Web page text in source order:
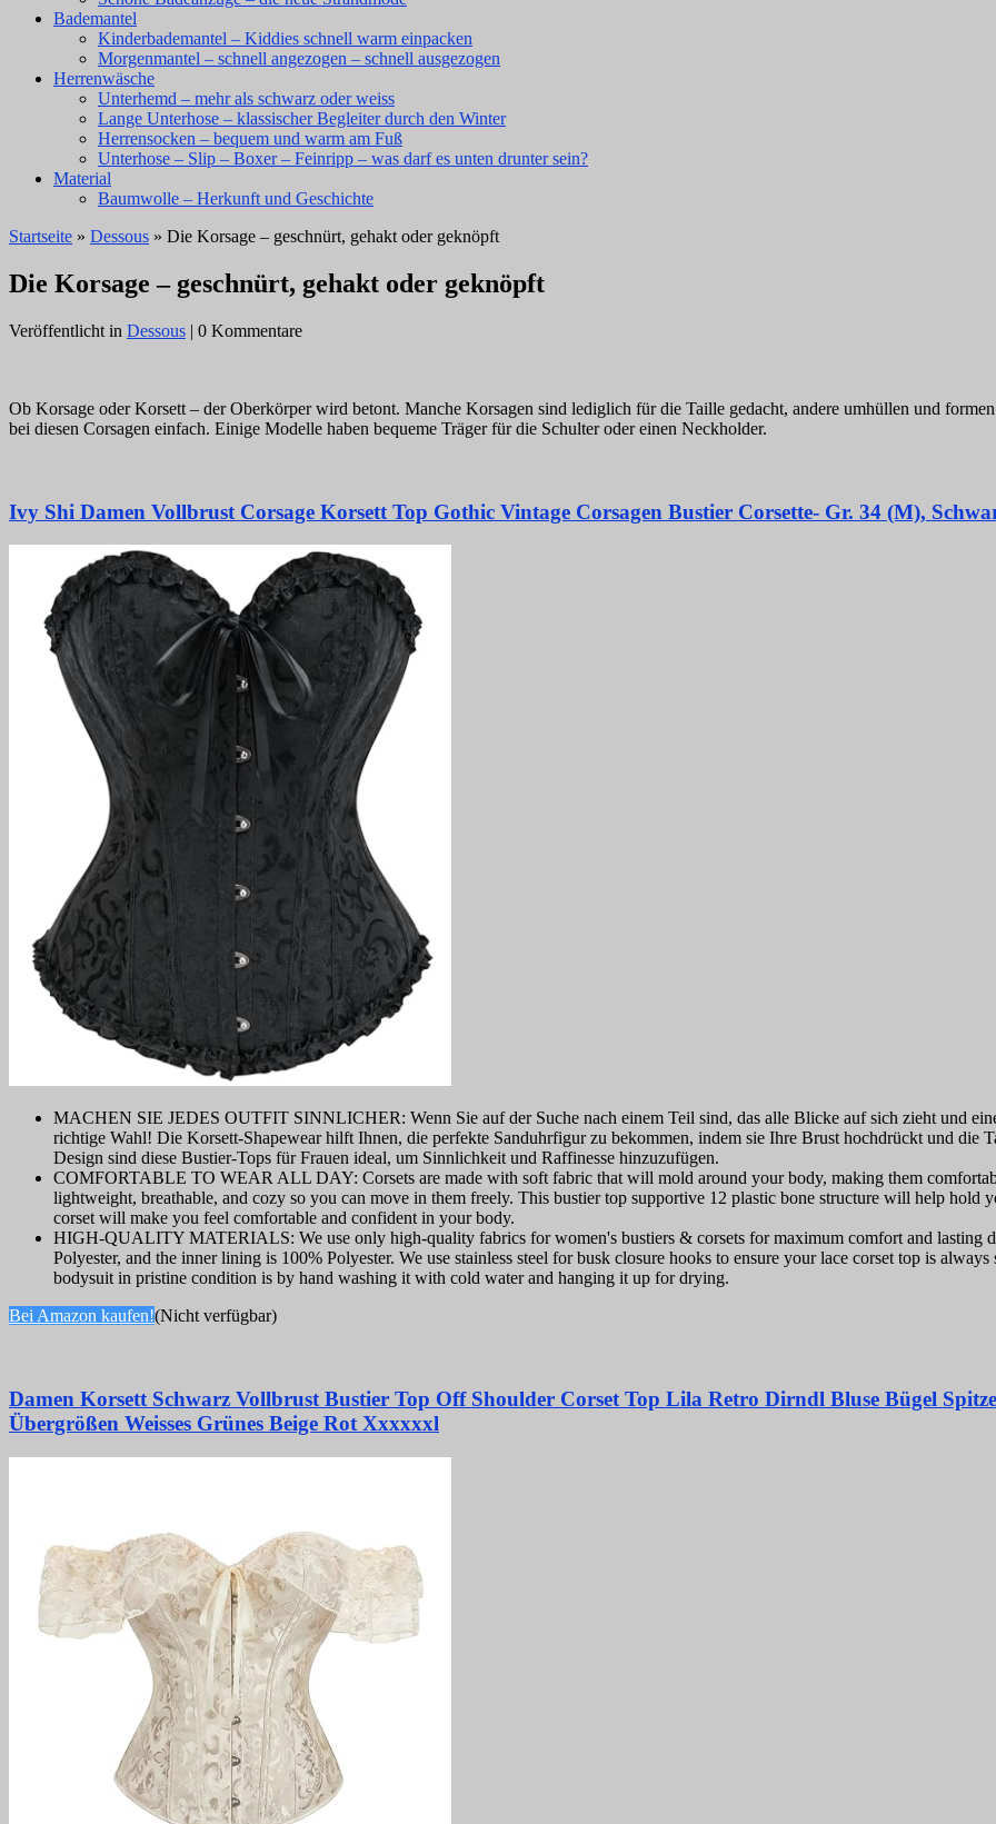
Bademantel
Kinderbademantel – Kiddies schnell warm einpacken
Morgenmantel – schnell angezogen – schnell ausgezogen
Herrenwäsche
Unterhemd – mehr als schwarz oder weiss
Lange Unterhose – klassischer Begleiter durch den Winter
Herrensocken – bequem und warm am Fuß
Unterhose – Slip – Boxer – Feinripp – was darf es unten drunter sein?
Material
Baumwolle – Herkunft und Geschichte
Startseite » Dessous » Die Korsage – geschnürt, gehakt oder geknöpft
Die Korsage – geschnürt, gehakt oder geknöpft
Veröffentlicht in Dessous | 0 Kommentare
Ob Korsage oder Korsett – der Oberkörper wird betont. Manche Korsagen sind lediglich für die Taille gedacht, andere umhüllen und
bei diesen Corsagen einfach. Einige Modelle haben bequeme Träger für die Schulter oder einen Neckholder.
Ivy Shi Damen Vollbrust Corsage Korsett Top Gothic Vintage Corsagen Bustier Corsette- Gr. 34 (M),
MACHEN SIE JEDES OUTFIT SINNLICHER: Wenn Sie auf der Suche nach einem Teil sind, das alle Blicke auf sich zieht und
richtige Wahl! Die Korsett-Shapewear hilft Ihnen, die perfekte Sanduhrfigur zu bekommen, indem sie Ihre Brust hochdrückt und die
Design sind diese Bustier-Tops für Frauen ideal, um Sinnlichkeit und Raffinesse hinzuzufügen.
COMFORTABLE TO WEAR ALL DAY: Corsets are made with soft fabric that will mold around your body, making them
lightweight, breathable, and cozy so you can move in them freely. This bustier top supportive 12 plastic bone structure will help hold
corset will make you feel comfortable and confident in your body.
HIGH-QUALITY MATERIALS: We use only high-quality fabrics for women's bustiers & corsets for maximum comfort and lasting
Polyester, and the inner lining is 100% Polyester. We use stainless steel for busk closure hooks to ensure your lace corset top is
bodysuit in pristine condition is by hand washing it with cold water and hanging it up for drying.
Bei Amazon kaufen!(Nicht verfügbar)
Damen Korsett Schwarz Vollbrust Bustier Top Off Shoulder Corset Top Lila Retro Dirndl Bluse Bügel
Übergrößen Weisses Grünes Beige Rot Xxxxxxl